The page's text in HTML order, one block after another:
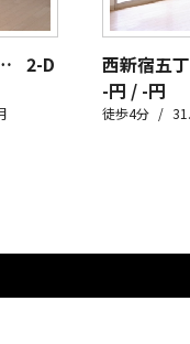
宿な優等生。 2-D
-円 / -円
徒歩4分